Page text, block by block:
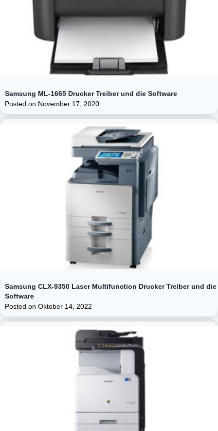
Samsung ML-1665 Drucker Treiber und die Software
Posted on November 17, 2020
Samsung CLX-9350 Laser Multifunction Drucker Treiber und die
Software
Posted on Oktober 14, 2022